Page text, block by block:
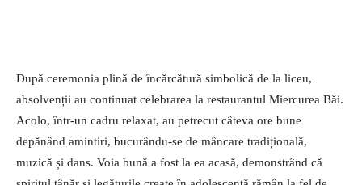
După ceremonia plină de încărcătură simbolică de la liceu,
absolvenții au continuat celebrarea la restaurantul Miercurea Băi.
Acolo, într-un cadru relaxat, au petrecut câteva ore bune
depănând amintiri, bucurându-se de mâncare tradițională,
muzică și dans. Voia bună a fost la ea acasă, demonstrând că